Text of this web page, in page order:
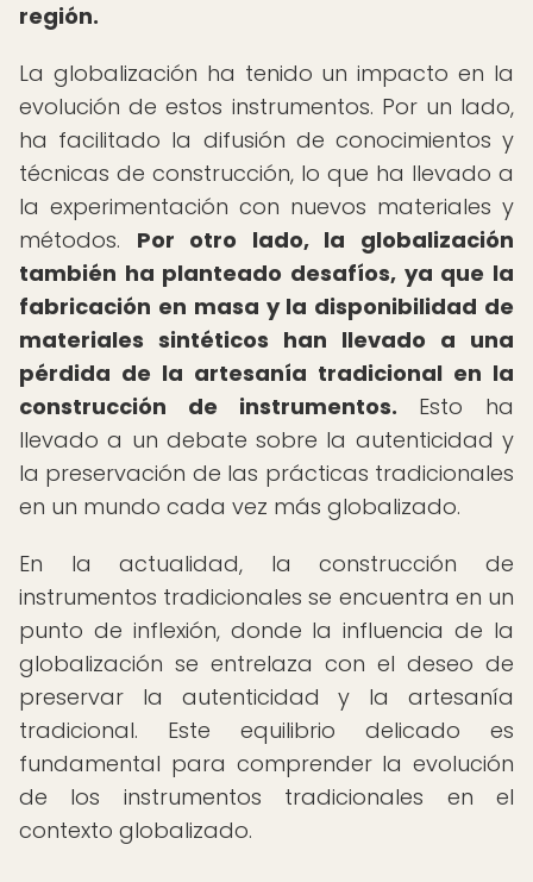
región.
La globalización ha tenido un impacto en la
evolución de estos instrumentos. Por un lado,
ha facilitado la difusión de conocimientos y
técnicas de construcción, lo que ha llevado a
la experimentación con nuevos materiales y
métodos. Por otro lado, la globalización
también ha planteado desafíos, ya que la
fabricación en masa y la disponibilidad de
materiales sintéticos han llevado a una
pérdida de la artesanía tradicional en la
construcción de instrumentos. Esto ha
llevado a un debate sobre la autenticidad y
la preservación de las prácticas tradicionales
en un mundo cada vez más globalizado.
En la actualidad, la construcción de
instrumentos tradicionales se encuentra en un
punto de inflexión, donde la influencia de la
globalización se entrelaza con el deseo de
preservar la autenticidad y la artesanía
tradicional. Este equilibrio delicado es
fundamental para comprender la evolución
de los instrumentos tradicionales en el
contexto globalizado.